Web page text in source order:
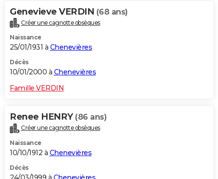
Genevieve VERDIN (68 ans)
Créer une cagnotte obsèques
Naissance
25/01/1931 à Chenevières
Décès
10/01/2000 à Chenevières
Famille VERDIN
Renee HENRY (86 ans)
Créer une cagnotte obsèques
Naissance
10/10/1912 à Chenevières
Décès